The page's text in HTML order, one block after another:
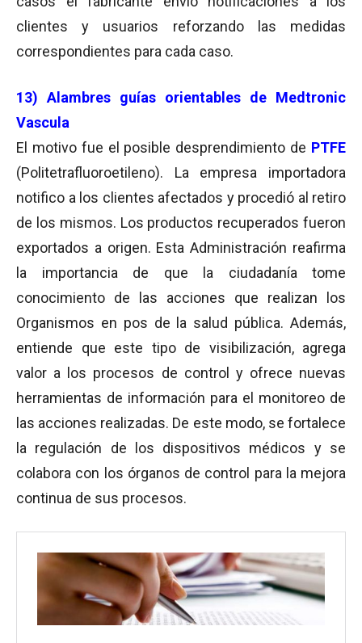
clientes y usuarios reforzando las medidas
correspondientes para cada caso.
13) Alambres guías orientables de Medtronic
Vascula
El motivo fue el posible desprendimiento de PTFE
(Politetrafluoroetileno). La empresa importadora
notifico a los clientes afectados y procedió al retiro
de los mismos. Los productos recuperados fueron
exportados a origen. Esta Administración reafirma
la importancia de que la ciudadanía tome
conocimiento de las acciones que realizan los
Organismos en pos de la salud pública. Además,
entiende que este tipo de visibilización, agrega
valor a los procesos de control y ofrece nuevas
herramientas de información para el monitoreo de
las acciones realizadas. De este modo, se fortalece
la regulación de los dispositivos médicos y se
colabora con los órganos de control para la mejora
continua de sus procesos.